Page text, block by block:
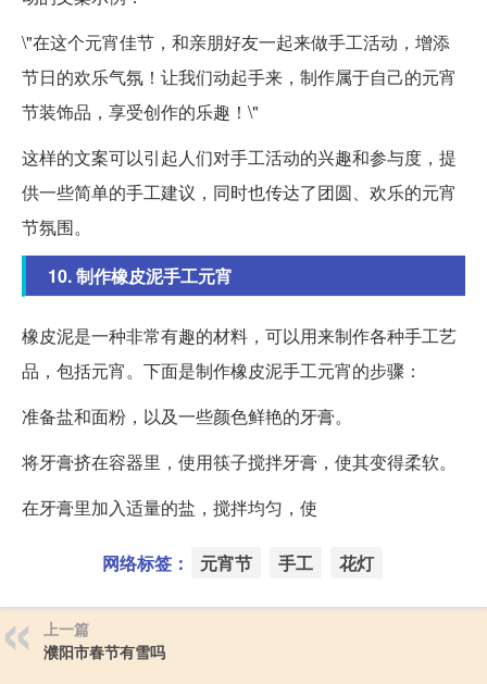
\"在这个元宵佳节，和亲朋好友一起来做手工活动，增添
节日的欢乐气氛！让我们动起手来，制作属于自己的元宵
节装饰品，享受创作的乐趣！\"
这样的文案可以引起人们对手工活动的兴趣和参与度，提
供一些简单的手工建议，同时也传达了团圆、欢乐的元宵
节氛围。
10. 制作橡皮泥手工元宵
橡皮泥是一种非常有趣的材料，可以用来制作各种手工艺
品，包括元宵。下面是制作橡皮泥手工元宵的步骤：
准备盐和面粉，以及一些颜色鲜艳的牙膏。
将牙膏挤在容器里，使用筷子搅拌牙膏，使其变得柔软。
在牙膏里加入适量的盐，搅拌均匀，使
网络标签： 元宵节 手工 花灯
上一篇
濮阳市春节有雪吗